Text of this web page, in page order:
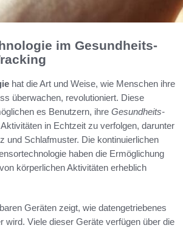
im Gesundheits-
hat die Art und Weise, wie Menschen ihre
überwachen, revolutioniert. Diese
es Benutzern, ihre Gesundheits-
Aktivitäten in Echtzeit zu verfolgen, darunter
und Schlafmuster. Die kontinuierlichen
haben die Ermöglichung
körperlichen Aktivitäten erheblich
Geräten zeigt, wie datengetriebenes
wird. Viele dieser Geräte verfügen über die